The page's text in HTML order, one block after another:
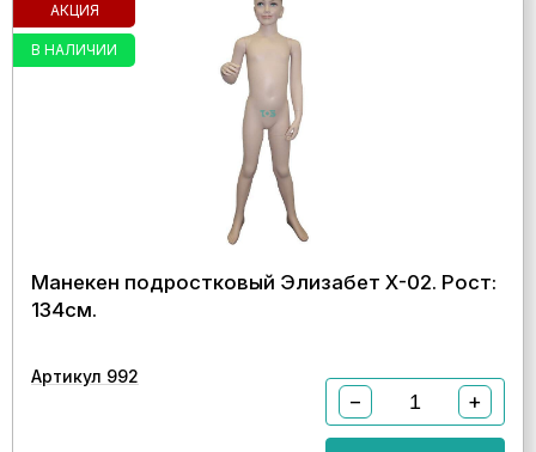
АКЦИЯ
В НАЛИЧИИ
Манекен подростковый Элизабет Х-02. Рост:
134см.
Артикул 992
− +